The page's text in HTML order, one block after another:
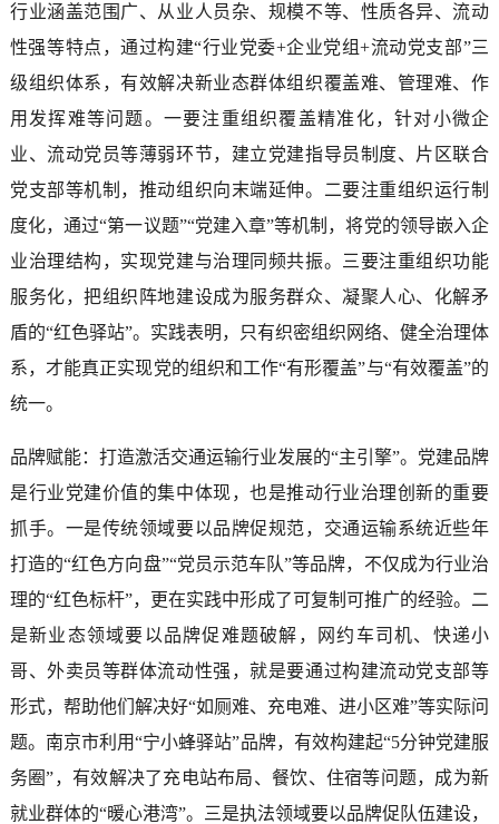
行业涵盖范围广、从业人员杂、规模不等、性质各异、流动
性强等特点，通过构建“行业党委+企业党组+流动党支部”三
级组织体系，有效解决新业态群体组织覆盖难、管理难、作
用发挥难等问题。一要注重组织覆盖精准化，针对小微企
业、流动党员等薄弱环节，建立党建指导员制度、片区联合
党支部等机制，推动组织向末端延伸。二要注重组织运行制
度化，通过“第一议题”“党建入章”等机制，将党的领导嵌入企
业治理结构，实现党建与治理同频共振。三要注重组织功能
服务化，把组织阵地建设成为服务群众、凝聚人心、化解矛
盾的“红色驿站”。实践表明，只有织密组织网络、健全治理体
系，才能真正实现党的组织和工作“有形覆盖”与“有效覆盖”的
统一。
品牌赋能：打造激活交通运输行业发展的“主引擎”。党建品牌
是行业党建价值的集中体现，也是推动行业治理创新的重要
抓手。一是传统领域要以品牌促规范，交通运输系统近些年
打造的“红色方向盘”“党员示范车队”等品牌，不仅成为行业治
理的“红色标杆”，更在实践中形成了可复制可推广的经验。二
是新业态领域要以品牌促难题破解，网约车司机、快递小
哥、外卖员等群体流动性强，就是要通过构建流动党支部等
形式，帮助他们解决好“如厕难、充电难、进小区难”等实际问
题。南京市利用“宁小蜂驿站”品牌，有效构建起“5分钟党建服
务圈”，有效解决了充电站布局、餐饮、住宿等问题，成为新
就业群体的“暖心港湾”。三是执法领域要以品牌促队伍建设，